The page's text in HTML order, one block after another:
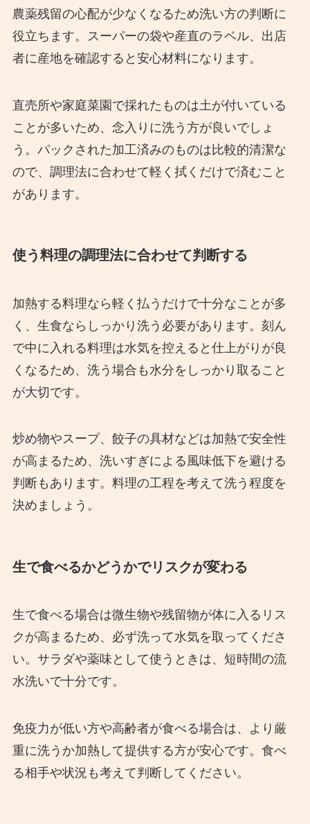
農薬残留の心配が少なくなるため洗い方の判断に
役立ちます。スーパーの袋や産直のラベル、出店
者に産地を確認すると安心材料になります。
直売所や家庭菜園で採れたものは土が付いている
ことが多いため、念入りに洗う方が良いでしょ
う。パックされた加工済みのものは比較的清潔な
ので、調理法に合わせて軽く拭くだけで済むこと
があります。
使う料理の調理法に合わせて判断する
加熱する料理なら軽く払うだけで十分なことが多
く、生食ならしっかり洗う必要があります。刻ん
で中に入れる料理は水気を控えると仕上がりが良
くなるため、洗う場合も水分をしっかり取ること
が大切です。
炒め物やスープ、餃子の具材などは加熱で安全性
が高まるため、洗いすぎによる風味低下を避ける
判断もあります。料理の工程を考えて洗う程度を
決めましょう。
生で食べるかどうかでリスクが変わる
生で食べる場合は微生物や残留物が体に入るリス
クが高まるため、必ず洗って水気を取ってくださ
い。サラダや薬味として使うときは、短時間の流
水洗いで十分です。
免疫力が低い方や高齢者が食べる場合は、より厳
重に洗うか加熱して提供する方が安心です。食べ
る相手や状況も考えて判断してください。